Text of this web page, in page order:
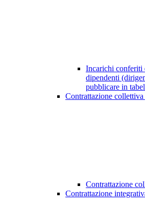
Incarichi conferiti
dipendenti
pubblicare in
Contrattazione collettiva
Contrattazione
Contrattazione